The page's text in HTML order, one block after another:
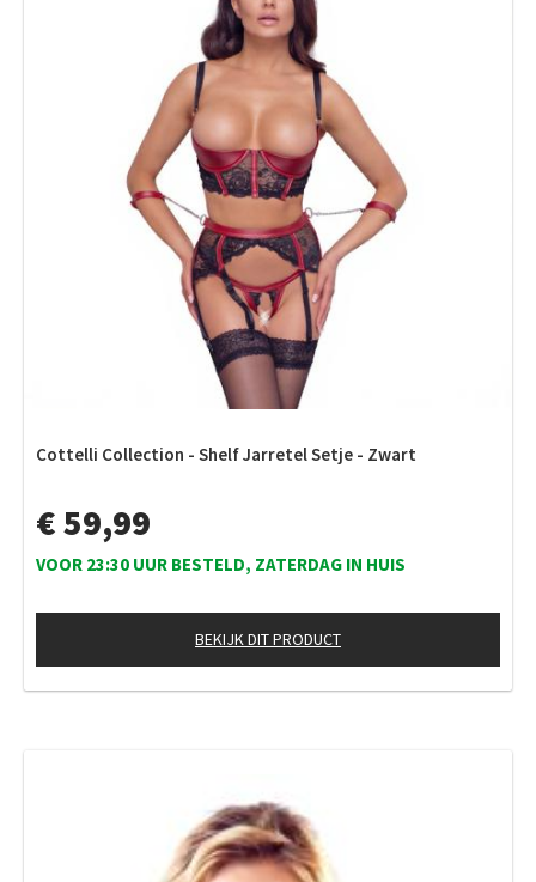
Cottelli Collection - Shelf Jarretel Setje - Zwart
€ 59,99
VOOR 23:30 UUR BESTELD, ZATERDAG IN HUIS
BEKIJK DIT PRODUCT